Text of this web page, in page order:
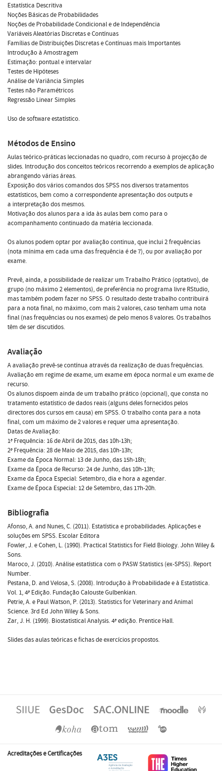
Estatística Descritiva
Noções Básicas de Probabilidades
Noções de Probabilidade Condicional e de Independência
Variáveis Aleatórias Discretas e Contínuas
Famílias de Distribuições Discretas e Contínuas mais Importantes
Introdução à Amostragem
Estimação: pontual e intervalar
Testes de Hipóteses
Análise de Variância Simples
Testes não Paramétricos
Regressão Linear Simples
Uso de software estatístico.
Métodos de Ensino
Aulas teórico-práticas leccionadas no quadro, com recurso à projecção de
slides. Introdução dos conceitos teóricos recorrendo a exemplos de aplicação
abrangendo várias áreas.
Exposição dos vários comandos dos SPSS nos diversos tratamentos
estatísticos, bem como a correspondente apresentação dos outputs e
a interpretação dos mesmos.
Motivação dos alunos para a ida às aulas bem como para o
acompanhamento continuado da matéria leccionada.
Os alunos podem optar por avaliação continua, que inclui 2 frequências
(nota mínima em cada uma das frequência é de 7), ou por avaliação por
exame.
Prevê, ainda, a possibilidade de realizar um Trabalho Prático (optativo), de
grupo (no máximo 2 elementos), de preferência no programa livre RStudio,
mas também podem fazer no SPSS. O resultado deste trabalho contribuirá
para a nota final, no máximo, com mais 2 valores, caso tenham uma nota
final (nas frequências ou nos exames) de pelo menos 8 valores. Os trabalhos
têm de ser discutidos.
Avaliação
A avaliação prevê-se contínua através da realização de duas frequências.
Avaliação em regime de exame, um exame em época normal e um exame de
recurso.
Os alunos dispoem ainda de um trabalho prático (opcional), que consta no
tratamento estatístico de dados reais (alguns deles fornecidos pelos
directores dos cursos em causa) em SPSS. O trabalho conta para a nota
final, com um máximo de 2 valores e requer uma apresentação.
Datas de Avaliação:
1ª Frequência: 16 de Abril de 2015, das 10h-13h;
2ª Frequência: 28 de Maio de 2015, das 10h-13h;
Exame da Época Normal: 13 de Junho, das 15h-18h;
Exame da Época de Recurso: 24 de Junho, das 10h-13h;
Exame da Época Especial: Setembro, dia e hora a agendar.
Exame de Época Especial: 12 de Setembro, das 17h-20h.
Bibliografia
Afonso, A. and Nunes, C. (2011). Estatística e probabilidades. Aplicações e
soluções em SPSS. Escolar Editora
Fowler, J. e Cohen, L. (1990). Practical Statistics for Field Biology. John Wiley &
Sons.
Maroco, J. (2010). Análise estatística com o PASW Statistics (ex-SPSS). Report
Number.
Pestana, D. and Velosa, S. (2008). Introdução à Probabilidade e à Estatística.
Vol. 1, 4ª Edição. Fundação Calouste Gulbenkian.
Petrie, A. e Paul Watson, P. (2013). Statistics for Veterinary and Animal
Science. 3rd Ed John Wiley & Sons.
Zar, J. H. (1999). Biostatistical Analysis. 4ª edição. Prentice Hall.
Slides das aulas teóricas e fichas de exercícios propostos.
Acreditações e Certificações